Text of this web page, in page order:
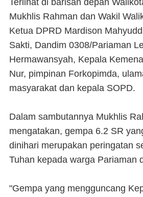
Terlihat di barisan depan
Mukhlis Rahman dan Wakil
Ketua DPRD Mardison
Sakti, Dandim 0308/Pariaman
Hermawansyah, Kepala
Nur, pimpinan Forkopimda,
masyarakat dan kepala SOPD.
Dalam sambutannya Mukhlis
mengatakan, gempa 6.2 SR
dinihari merupakan peringatan
Tuhan kepada warga Pariaman
"Gempa yang mengguncang